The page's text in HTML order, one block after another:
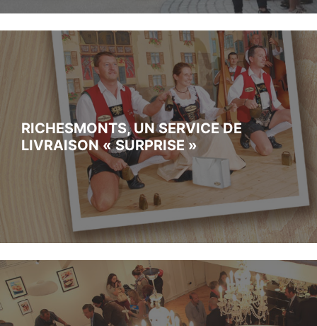
RICHESMONTS, UN SERVICE DE
LIVRAISON « SURPRISE »